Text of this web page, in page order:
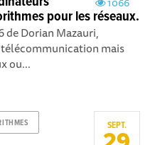
pour les réseaux.
de Dorian Mazauri,
télécommunication mais
ou...
SEPT.